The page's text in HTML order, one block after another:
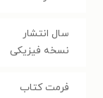
سال انتشار
نسخه فیزیکی
فرمت کتاب